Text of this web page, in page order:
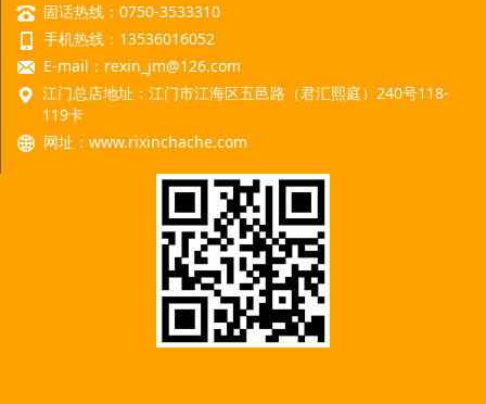
固话热线：0750-3533310
手机热线：13536016052
E-mail：rexin_jm@126.com
江门总店地址：江门市江海区五邑路（君汇熙庭）240号118-
119卡
网址： www.rixinchache.com